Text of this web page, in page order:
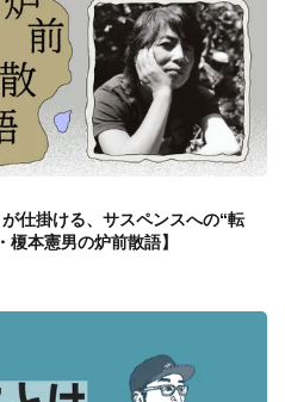
仕掛ける、サスペンスへの“転
本憲男の炉前散語】